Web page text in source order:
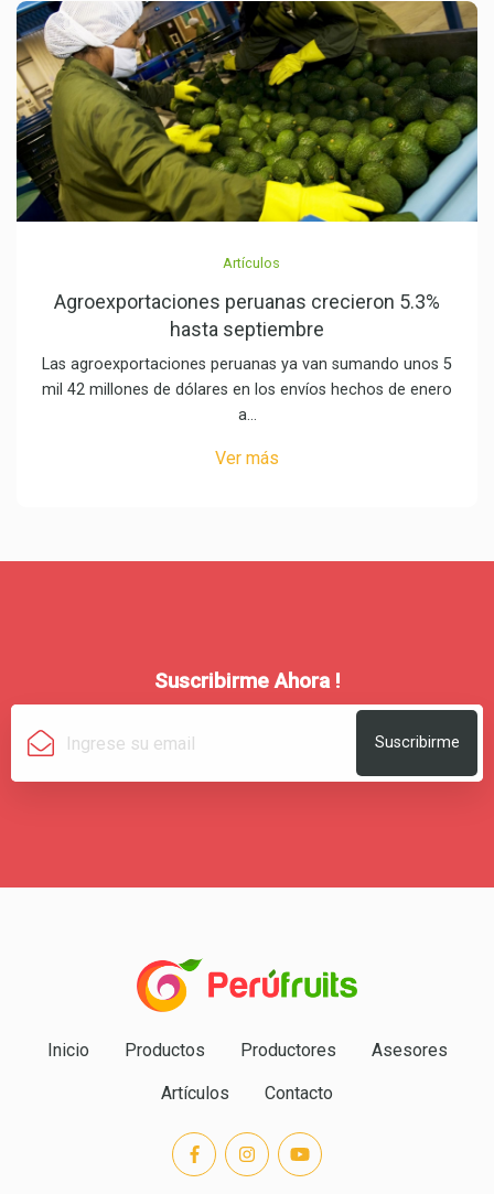
Artículos
Agroexportaciones peruanas crecieron 5.3%
hasta septiembre
Las agroexportaciones peruanas ya van sumando unos 5
mil 42 millones de dólares en los envíos hechos de enero
a…
Ver más
Suscribirme Ahora !
Suscribirme
Inicio Productos Productores Asesores
Artículos Contacto